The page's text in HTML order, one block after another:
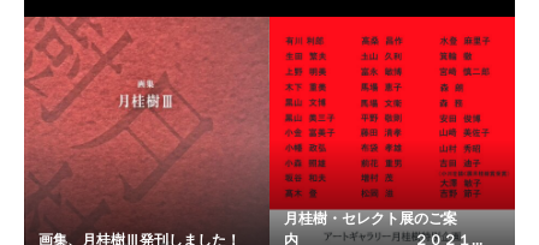
画集、月桂樹Ⅲ発刊しました！
月桂樹・セレクト展のご案
内 ２０２１...